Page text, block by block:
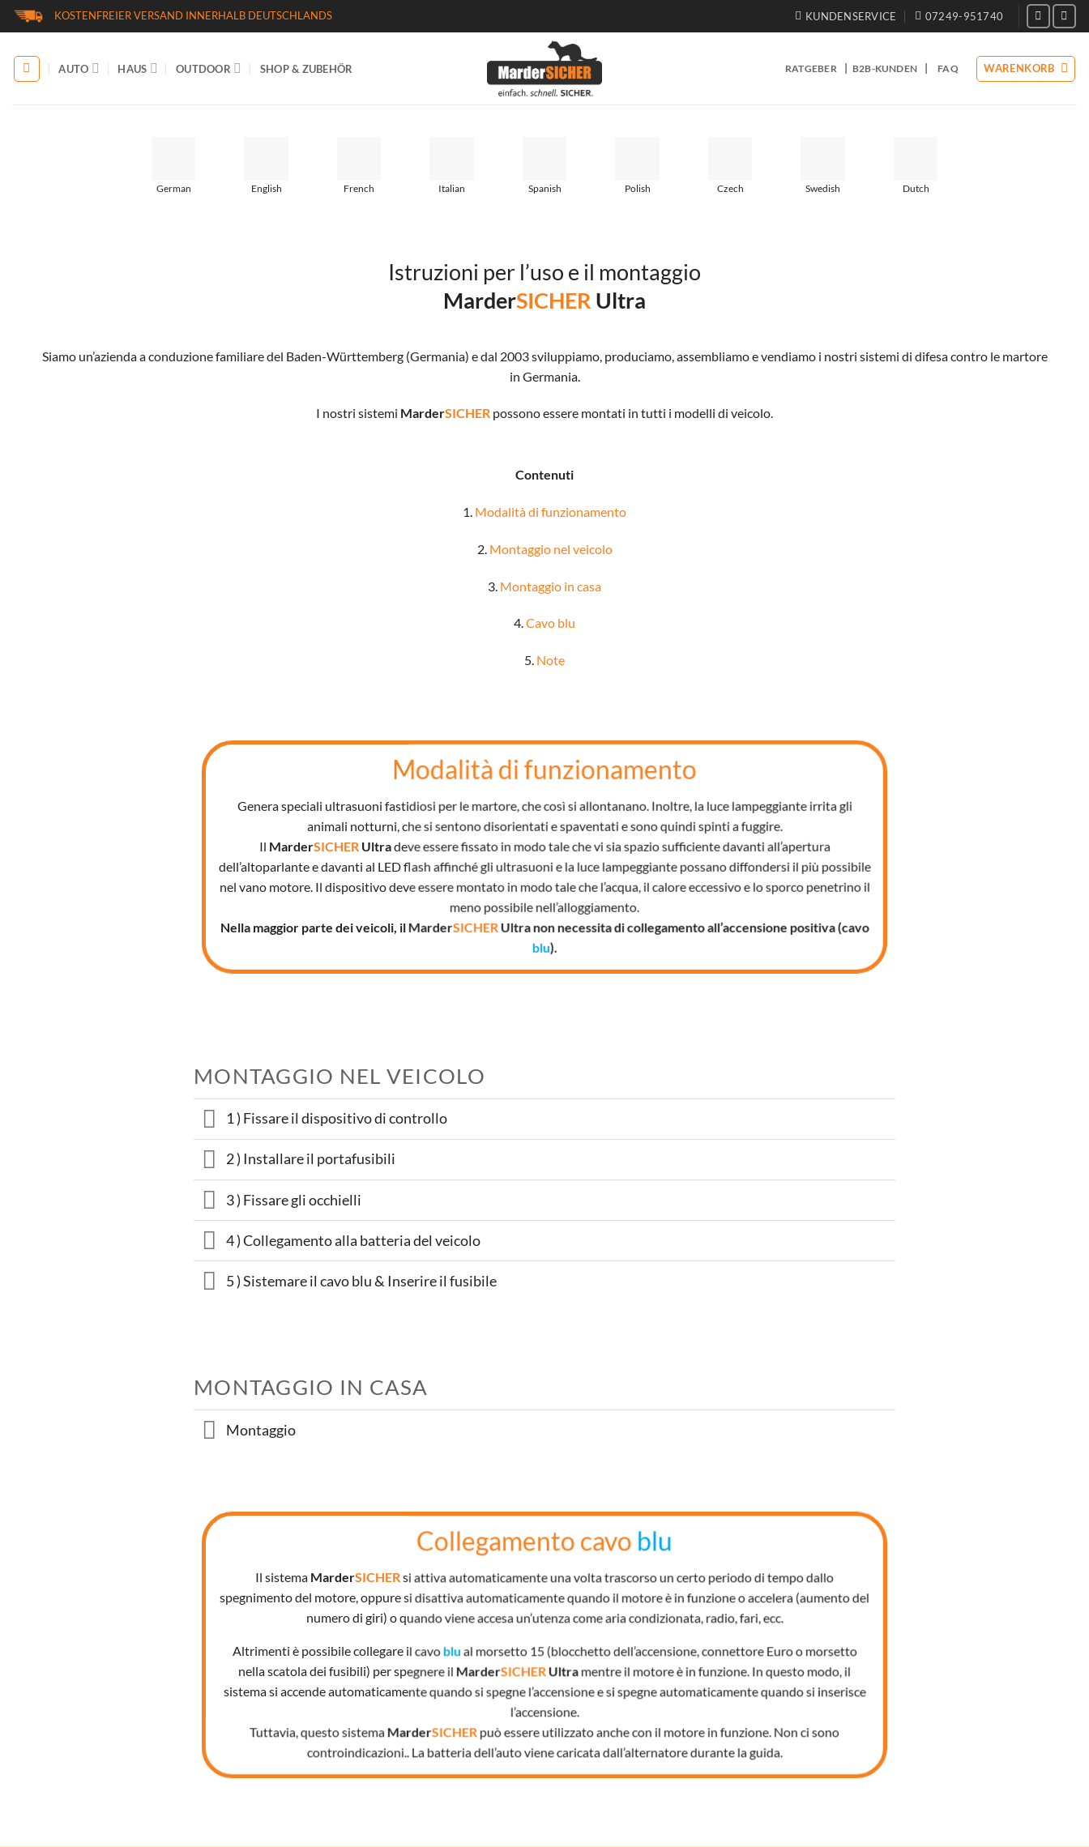
Zum
Inhalt
KOSTENFREIER VERSAND INNERHALB DEUTSCHLANDS KUNDENSERVICE 07249-951740
AUTO HAUS OUTDOOR SHOP & ZUBEHÖR RATGEBER | B2B-KUNDEN | FAQ WARENKORB
German English French Italian Spanish Polish Czech Swedish Dutch
Istruzioni per l’uso e il montaggio
MarderSICHER Ultra
Siamo un’azienda a conduzione familiare del Baden-Württemberg (Germania) e dal 2003 sviluppiamo, produciamo, assembliamo e vendiamo i nostri sistemi di difesa contro le martore
in Germania.
I nostri sistemi MarderSICHER possono essere montati in tutti i modelli di veicolo.
Contenuti
1. Modalità di funzionamento
2. Montaggio nel veicolo
3. Montaggio in casa
4.Cavo blu
5. Note
Modalità di funzionamento
Genera speciali ultrasuoni fastidiosi per le martore, che così si allontanano. Inoltre, la luce lampeggiante irrita gli
animali notturni, che si sentono disorientati e spaventati e sono quindi spinti a fuggire.
Il MarderSICHERUltradeve essere fissato in modo tale che vi sia spazio sufficiente davanti all’apertura
dell’altoparlante e davanti al LED flash affinché gli ultrasuoni e la luce lampeggiante possano diffondersi il più possibile
nel vano motore. Il dispositivo deve essere montato in modo tale che l’acqua, il calore eccessivo e lo sporco penetrino il
meno possibile nell’alloggiamento.
Nella maggior parte dei veicoli, il MarderSICHERUltra non necessita di collegamento all’accensione positiva (cavo
blu).
MONTAGGIO NEL VEICOLO
1 ) Fissare il dispositivo di controllo
2 ) Installare il portafusibili
3 ) Fissare gli occhielli
4 ) Collegamento alla batteria del veicolo
5 ) Sistemare il cavo blu & Inserire il fusibile
MONTAGGIO IN CASA
Montaggio
Collegamento cavo blu
Il sistema MarderSICHERsi attiva automaticamente una volta trascorso un certo periodo di tempo dallo
spegnimento del motore, oppure si disattiva automaticamente quando il motore è in funzione o accelera (aumento del
numero di giri) o quando viene accesa un’utenza come aria condizionata, radio, fari, ecc.
Altrimenti è possibile collegare il cavoblu al morsetto 15 (blocchetto dell’accensione, connettore Euro o morsetto
nella scatola dei fusibili) per spegnere il MarderSICHERUltramentre il motore è in funzione. In questo modo, il
sistema si accende automaticamente quando si spegne l’accensione e si spegne automaticamente quando si inserisce
l’accensione.
Tuttavia, questo sistema MarderSICHERpuò essere utilizzato anche con il motore in funzione. Non ci sono
controindicazioni.. La batteria dell’auto viene caricata dall’alternatore durante la guida.